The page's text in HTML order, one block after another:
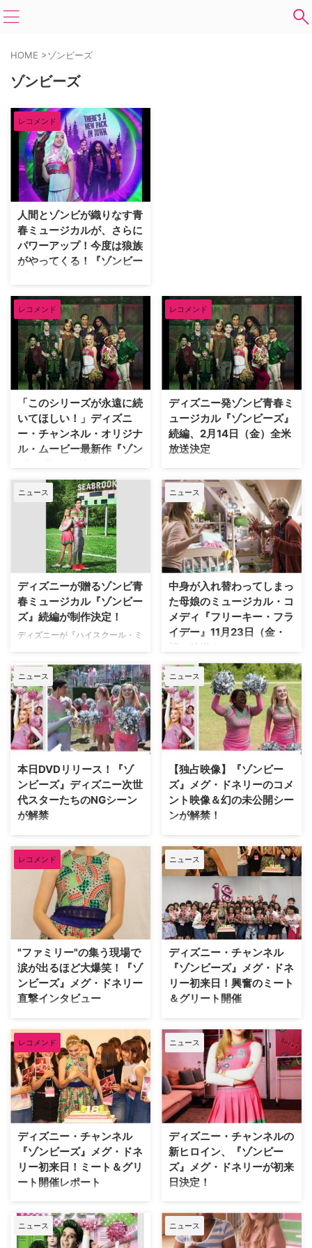
HOME >ゾンビーズ
ゾンビーズ
レコメンド
人間とゾンビが織りなす青
春ミュージカルが、さらに
パワーアップ！今度は狼族
がやってくる！『ゾンビー
近年、数多くのゾンビ映画が製作
されており、一大ジャンルと化し
ているが、2018年に放映された
ディズニー・チャンネル・オリジ
ナル・ムービー『ゾンビーズ』
は、そんなゾンビ映画に新風を吹
き込んだ。動きが遅く、言葉もま
まならないイメージのゾンビがな
んと！スタイリッシュに歌って踊
って見せる異色のミュージカル映
画は、全米のティーン…
レコメンド
「このシリーズが永遠に続
いてほしい！」ディズニ
ー・チャンネル・オリジナ
ル・ムービー最新作『ゾン
直撃インタビュー
ゾンビと人間の女の子の恋を描く
ディズニーの青春ミュージカル
TV映画の続編『ゾンビーズ2』
が、7月23日（木・祝）19：15よ
りディズニー・チャンネルにて日
本初放送となる。前作でゾンビの
少年ゼッドと恋に落ちたアディソ
ン。ゾンビと人間が平和に暮らせ
るようになってから数カ月経った
ある日、ひょんなことから謎
の"狼族"が住む森に…
レコメンド
ディズニー発ゾンビ青春ミ
ュージカル『ゾンビーズ』
続編、2月14日（金）全米
放送決定
ディズニーが『ハイスクール・ミ
ュージカル』『ディセンダント』
といった大ヒット青春ミュージカ
ルに続けて贈る、ゾンビと人間の
女の子の恋を描いた青春ミュージ
カルTV映画『ゾンビーズ』。
2018年に本国アメリカや日本で
放送され大きな反響を呼んだ同作
日（金）に全米放送することが決
定した。 『ゾンビ…
ニュース
ディズニーが贈るゾンビ青
春ミュージカル『ゾンビー
ズ』続編が制作決定！
ディズニーが『ハイスクール・ミ
といった大ヒット青春ミュージカ
ルに続けて贈る、ゾンビと人間の
女の子の恋を描いた青春ミュージ
カルTV映画『ゾンビーズ』。
2018年に本国アメリカや日本で
放送され大きな反響を呼んだ同作
の続編が制作されることが分かっ
ドの影響でかなりの日…
ニュース
中身が入れ替わってしまっ
た母娘のミュージカル・コ
メディ『フリーキー・フラ
イデー』11月23日（金・
祝）放送！
『ハイスクール・ミュージカル』
『ディセンダント』『ゾンビー
ズ』といった人気ミュージカル作
品に続くディズニー・チャンネ
ル・オリジナル・ムービー新作、
『フリーキー・フライデー』が11
月23日（金・祝）20：00よりデ
ィズニー・チャンネルにて放送さ
れる。 【関連記事】『ディセン
ダント2』ダヴ・キャメロン＆ソ
フィア・カーソン直…
ニュース
本日DVDリリース！『ゾ
ンビーズ』ディズニー次世
代スターたちのNGシーン
が解禁
世界中で大きな話題を呼んだ『ハ
イスクール・ミュージカル』シリ
ーズや、続編の製作も決定した
『ディセンダント』シリーズのデ
ィズニー・チャンネル・オリジナ
ル・ムービー最新作『ゾンビー
ズ』が本日8月22日（水）にDVD
リリース＆デジタル配信開始！
それを記念し、DVDに収録され
るボーナス映像の中から、ディズ
ニーの次世代スターた…
ニュース
【独占映像】『ゾンビー
ズ』メグ・ドネリーのコメ
ント映像＆幻の未公開シー
ンが解禁！
『ハイスクール・ミュージカル』
『ディセンダント』などを送り出
してきたディズニー・チャンネ
ル・オリジナル・ムービーの最新
作、歌とダンス満載の青春ミュー
ジカル『ゾンビーズ』が、8月22
日（水）にDVD発売とデジタル
配信開始となる。これを記念して
DVDに収録されているボーナス
映像より、幻の未公開シーンの一
部とさらに、主演を務…
レコメンド
"ファミリー"の集う現場で
涙が出るほど大爆笑！『ゾ
ンビーズ』メグ・ドネリー
直撃インタビュー
ゾンビと人間の女の子の恋を描く
ディズニーの青春ミュージカル
TV映画『ゾンビーズ』の英語歌
詞付バージョン（二ヵ国語版）
が、ディズニー・チャンネルにて
8月4日（土）20：00より日本初
放送となる。『ハイスクール・ミ
ュージカル』『ディセンダント』
ヒロインのアディソンを演じるメ
グ・ドネリーを直撃！…
ニュース
ディズニー・チャンネル
『ゾンビーズ』メグ・ドネ
リー初来日！興奮のミート
＆グリート開催
ディズニーが『ハイスクール・ミ
ュージカル』『ディセンダント』
といった大ヒット青春ミュージカ
ルに続けて贈る、ゾンビと人間の
女の子の恋を描いた青春ミュージ
カルTV映画『ゾンビーズ』。8月
4日（土）にディズニー・チャン
ネルで英語歌詞付バージョンが日
＆デジタル配信リリース、9月9
日（日）にDl…
レコメンド
ディズニー・チャンネル
『ゾンビーズ』メグ・ドネ
リー初来日！ミート＆グリ
ート開催レポート
ディズニーが『ハイスクール・ミ
ュージカル』『ディセンダント』
といった大ヒット青春ミュージカ
ルに続けて贈る、ゾンビと人間の
ニュース
ディズニー・チャンネルの
新ヒロイン、『ゾンビー
ズ』メグ・ドネリーが初来
日決定！
ディズニーが『ハイスクール・ミ
ュージカル』『ディセンダント』
といった大ヒット青春ミュージカ
ルに続けて贈る、ゾンビと人間の
ニュース ニュース